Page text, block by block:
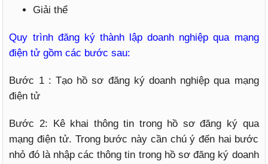
Giải thể
Quy trình đăng ký thành lập doanh nghiệp qua mạng
điện tử gồm các bước sau:
Bước 1 : Tạo hồ sơ đăng ký doanh nghiệp qua mạng
điện tử
Bước 2: Kê khai thông tin trong hồ sơ đăng ký qua
mạng điện tử. Trong bước này cần chú ý đến hai bước
nhỏ đó là nhập các thông tin trong hồ sơ đăng ký doanh